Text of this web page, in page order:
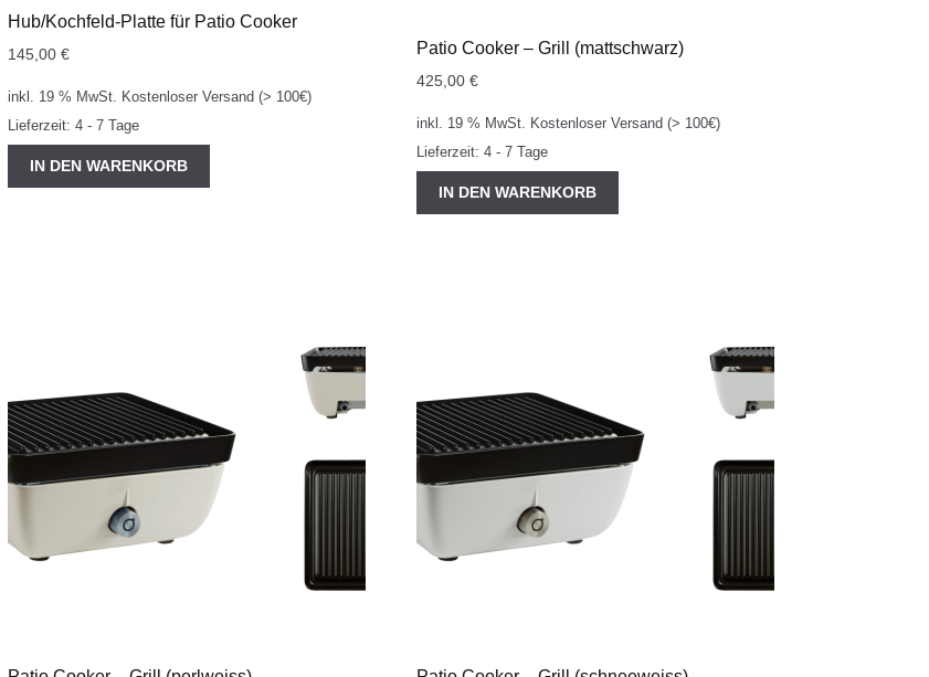
Hub/Kochfeld-Platte für Patio Cooker
145,00€
inkl. 19 % MwSt. Kostenloser Versand (> 100€)
Lieferzeit:4 - 7 Tage
IN DEN WARENKORB
Patio Cooker – Grill (mattschwarz)
425,00€
inkl. 19 % MwSt. Kostenloser Versand (> 100€)
Lieferzeit:4 - 7 Tage
IN DEN WARENKORB